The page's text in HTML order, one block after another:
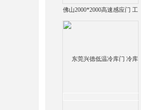
佛山2000*2000高速感应门 工